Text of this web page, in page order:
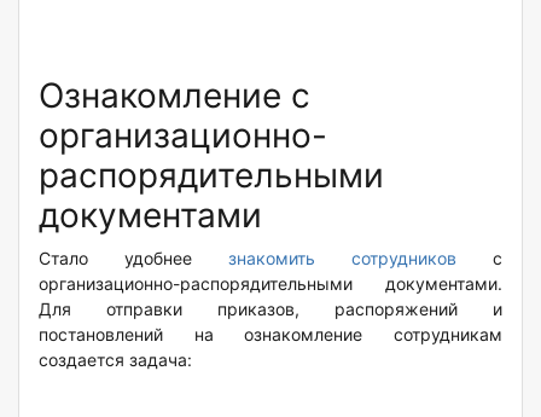
Ознакомление с
организационно-
распорядительными
документами
Стало удобнее знакомить сотрудников с
организационно-распорядительными документами.
Для отправки приказов, распоряжений и
постановлений на ознакомление сотрудникам
создается задача: